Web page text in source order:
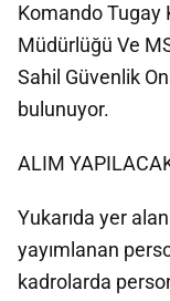
Komando Tugay
Müdürlüğü Ve
Sahil Güvenlik
bulunuyor.
ALIM
Yukarıda yer
yayımlanan
kadrolarda